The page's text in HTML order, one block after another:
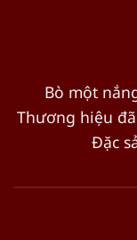
Bò một
Thương hiệu
Đặc